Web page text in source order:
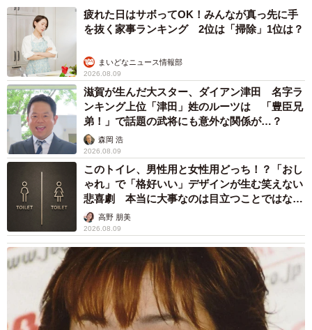
疲れた日はサボってOK！みんなが真っ先に手
を抜く家事ランキング 2位は「掃除」1位は？
まいどなニュース情報部
2026.08.09
滋賀が生んだ大スター、ダイアン津田 名字ラ
ンキング上位「津田」姓のルーツは 「豊臣兄
弟！」で話題の武将にも意外な関係が…？
森岡 浩
2026.08.09
このトイレ、男性用と女性用どっち！？「おし
ゃれ」で「格好いい」デザインが生む笑えない
悲喜劇 本当に大事なのは目立つことではな
く…高野 朋美
2026.08.09